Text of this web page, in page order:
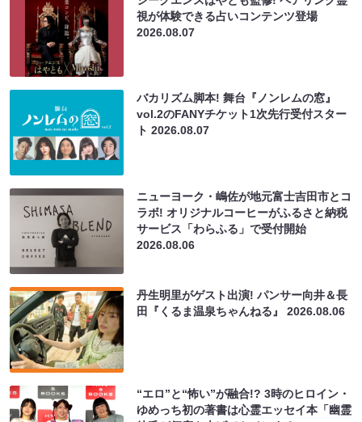
視が体験できる占いコンテンツ登場
2026.08.07
バカリズム脚本! 舞台『ノンレムの窓』
vol.2のFANYチケット1次先行受付スター
ト2026.08.07
ニューヨーク・嶋佐が地元富士吉田市とコ
ラボ! オリジナルコーヒーがふるさと納税
サービス「わらふる」で受付開始
2026.08.06
丹生明里がゲスト出演! パンサー向井＆長
田『くるま温泉ちゃんねる』2026.08.06
“エロ”と“怖い”が融合!? 3時のヒロイン・
ゆめっち初の著書は心霊エッセイ本「幽霊